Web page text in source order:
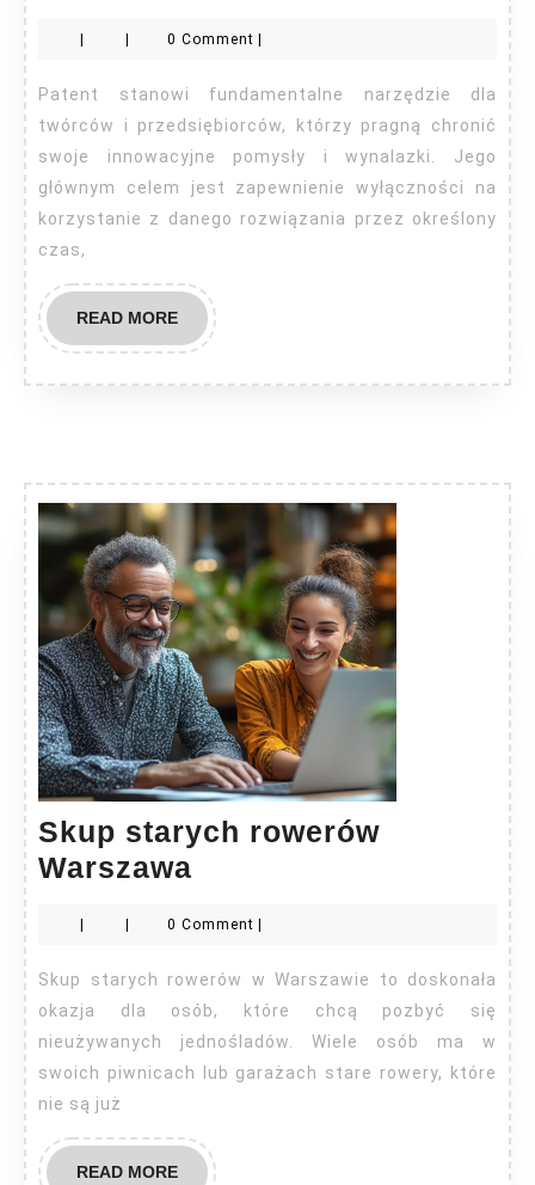
patent?
| | 0 Comment |
Patent stanowi fundamentalne narzędzie dla
twórców i przedsiębiorców, którzy pragną chronić
swoje innowacyjne pomysły i wynalazki. Jego
głównym celem jest zapewnienie wyłączności na
korzystanie z danego rozwiązania przez określony
czas,
READ MOREREAD
MORE
Skup starych rowerów
Warszawa
rowerów
Warszawa
0 Comment
Skup starych rowerów w Warszawie to doskonała
okazja dla osób, które chcą pozbyć się
nieużywanych jednośladów. Wiele osób ma w
swoich piwnicach lub garażach stare rowery, które
nie są już
READ MOREREAD